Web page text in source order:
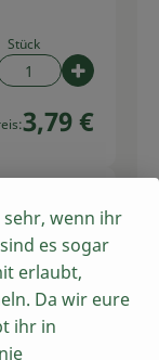
Stück
3,79 €
wir dafür
sehr, wenn ihr
es sogar
erlaubt,
Da wir eure
ihr in